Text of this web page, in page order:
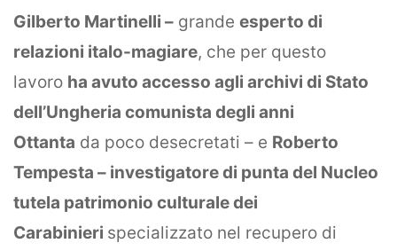
Gilberto Martinelli – grande esperto di
relazioni italo-magiare, che per questo
lavoro ha avuto accesso agli archivi di Stato
dell’Ungheria comunista degli anni
Ottanta da poco desecretati – e Roberto
Tempesta – investigatore di punta del Nucleo
tutela patrimonio culturale dei
Carabinieri specializzato nel recupero di